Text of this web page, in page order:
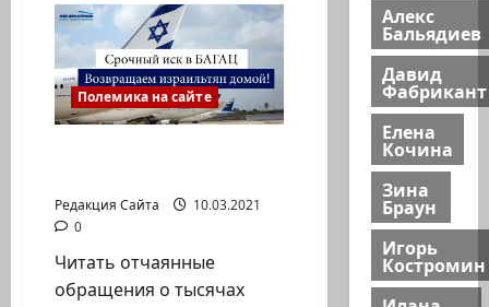
ВСЛУХ.
О
вирусах..панике..способности
остаться
человеком
в
любой
ситуации.
Полемика на сайте
Редакция Сайта
10.03.2021
0
Читать отчаянные
обращения о тысячах
Алекс
Бальядиев
Давид
Фабрикант
Елена
Кочина
Зина
Браун
Игорь
Костромин